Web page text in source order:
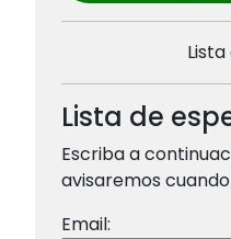
Lista de
Escriba a
avisaremos
Email: